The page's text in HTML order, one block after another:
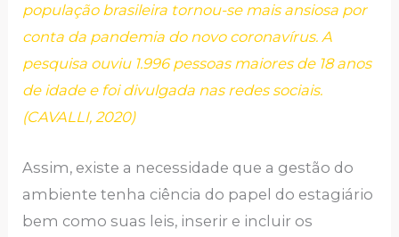
população brasileira tornou-se mais ansiosa por
conta da pandemia do novo coronavírus. A
pesquisa ouviu 1.996 pessoas maiores de 18 anos
de idade e foi divulgada nas redes sociais.
(CAVALLI, 2020)
Assim, existe a necessidade que a gestão do
ambiente tenha ciência do papel do estagiário
bem como suas leis, inserir e incluir os